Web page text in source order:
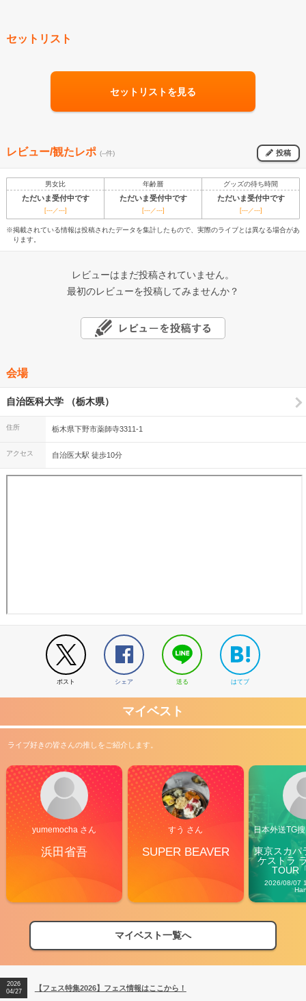
セットリスト
セットリストを見る
レビュー/観たレポ (--件) 投稿
男女比 年齢層 グッズの待ち時間
ただいま受付中です ただいま受付中です ただいま受付中です
[---／---] [---／---] [---／---]
※掲載されている情報は投稿されたデータを集計したもので、実際のライブとは異なる場合があ
ります。
レビューはまだ投稿されていません。
最初のレビューを投稿してみませんか？
会場
自治医科大学 （栃木県）
住所 栃木県下野市薬師寺3311-1
アクセス 自治医大駅 徒歩10分
ポスト シェア 送る はてブ
マイベスト
ライブ好きの皆さんの推しをご紹介します。
yumemocha さん
浜田省吾
すう さん
SUPER BEAVER
日本外送TG
東京スカパ
ケストラ
TOUR
2026/08/07
マイベスト一覧へ
【フェス特集2026】フェス情報はここから！
【ライブ動員ランキング】2026年上半期編発表！
2026
04/27
【フェス特集2026】フェス情報はここから！